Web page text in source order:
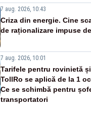
7 aug. 2026, 10:43
Criza din energie. Cine
de raționalizare impuse
7 aug. 2026, 10:01
Tarifele pentru rovinietă
TollRo se aplică de la 1
Ce se schimbă pentru
transportatori